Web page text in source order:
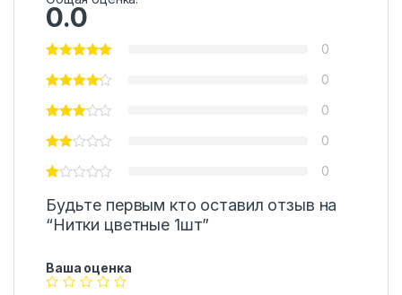
0.0
0
0
0
0
0
Будьте первым кто оставил отзыв на
“Нитки цветные 1шт”
Ваша оценка